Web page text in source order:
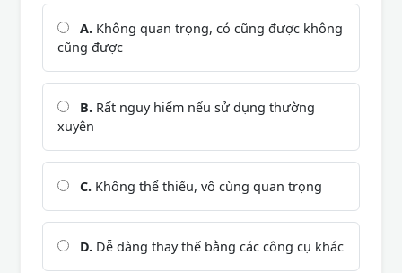
A. Không quan trọng, có cũng được không
cũng được
B. Rất nguy hiểm nếu sử dụng thường
xuyên
C. Không thể thiếu, vô cùng quan trọng
D. Dễ dàng thay thế bằng các công cụ khác